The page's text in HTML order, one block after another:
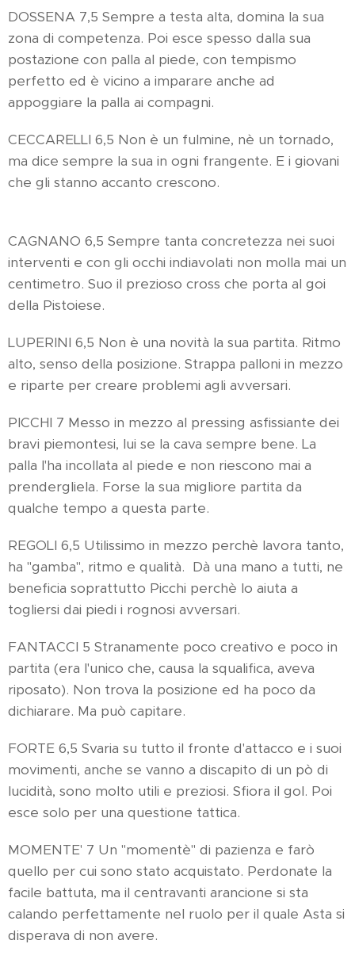
DOSSENA 7,5 Sempre a testa alta, domina la sua
zona di competenza. Poi esce spesso dalla sua
postazione con palla al piede, con tempismo
perfetto ed è vicino a imparare anche ad
appoggiare la palla ai compagni.
CECCARELLI 6,5 Non è un fulmine, nè un tornado,
ma dice sempre la sua in ogni frangente. E i giovani
che gli stanno accanto crescono.
CAGNANO 6,5 Sempre tanta concretezza nei suoi
interventi e con gli occhi indiavolati non molla mai un
centimetro. Suo il prezioso cross che porta al goi
della Pistoiese.
LUPERINI 6,5 Non è una novità la sua partita. Ritmo
alto, senso della posizione. Strappa palloni in mezzo
e riparte per creare problemi agli avversari.
PICCHI 7 Messo in mezzo al pressing asfissiante dei
bravi piemontesi, lui se la cava sempre bene. La
palla l'ha incollata al piede e non riescono mai a
prendergliela. Forse la sua migliore partita da
qualche tempo a questa parte.
REGOLI 6,5 Utilissimo in mezzo perchè lavora tanto,
ha "gamba", ritmo e qualità. Dà una mano a tutti, ne
beneficia soprattutto Picchi perchè lo aiuta a
togliersi dai piedi i rognosi avversari.
FANTACCI 5 Stranamente poco creativo e poco in
partita (era l'unico che, causa la squalifica, aveva
riposato). Non trova la posizione ed ha poco da
dichiarare. Ma può capitare.
FORTE 6,5 Svaria su tutto il fronte d'attacco e i suoi
movimenti, anche se vanno a discapito di un pò di
lucidità, sono molto utili e preziosi. Sfiora il gol. Poi
esce solo per una questione tattica.
MOMENTE' 7 Un "momentè" di pazienza e farò
quello per cui sono stato acquistato. Perdonate la
facile battuta, ma il centravanti arancione si sta
calando perfettamente nel ruolo per il quale Asta si
disperava di non avere.